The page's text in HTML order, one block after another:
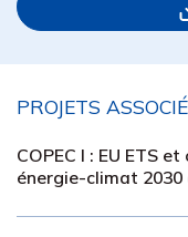
PROJETS
COPEC I : EU ETS
énergie-climat 2030